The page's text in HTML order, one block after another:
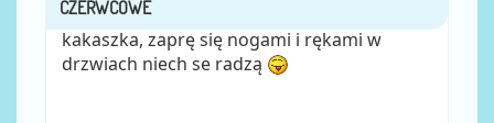
kakaszka, zaprę się nogami i rękami w
drzwiach niech se radzą